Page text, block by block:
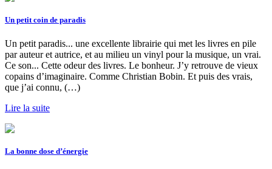
Un petit coin de paradis
Un petit paradis... une excellente librairie qui met les livres en pile
par auteur et autrice, et au milieu un vinyl pour la musique, un vrai.
Ce son... Cette odeur des livres. Le bonheur. J’y retrouve de vieux
copains d’imaginaire. Comme Christian Bobin. Et puis des vrais,
que j’ai connu, (…)
Lire la suite
La bonne dose d’énergie